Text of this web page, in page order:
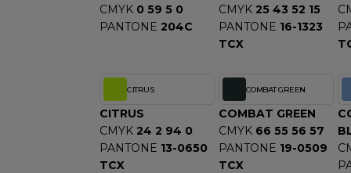
CMYK 0 59 5 0
PANTONE 204C
CMYK 25 43 52 15
PANTONE 16-1323
TCX
CITRUS
CITRUS
CMYK 24 2 94 0
PANTONE 13-0650
TCX
COMBAT GREEN
COMBAT GREEN
CMYK 66 55 56 57
PANTONE 19-0509
TCX